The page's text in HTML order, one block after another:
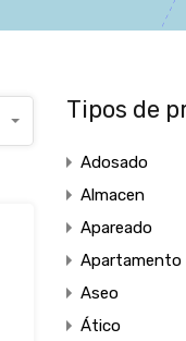
Tipos de
Adosado
Almacen
Apareado
Apartamento
Aseo
Ático